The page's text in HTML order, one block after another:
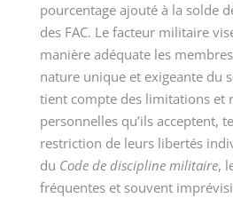
pourcentage ajouté à la solde
des FAC. Le facteur militaire
manière adéquate les
nature unique et exigeante du
tient compte des limitations et
personnelles qu’ils acceptent,
restriction de leurs libertés
du Code de discipline militaire,
fréquentes et souvent